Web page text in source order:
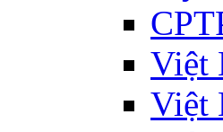
Việt
Việt